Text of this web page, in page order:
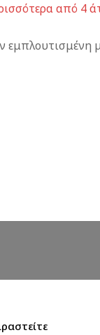
από 4